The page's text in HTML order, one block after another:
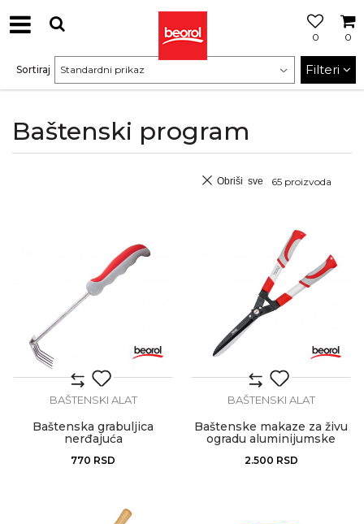
0
0
Baštenski program
Sortiraj Filteri
65 proizvoda
Obriši sve
BAŠTENSKI ALAT
Baštenska grabuljica
nerđajuća
770 RSD
BAŠTENSKI ALAT
Baštenske makaze za živu
ogradu aluminijumske
2.500 RSD